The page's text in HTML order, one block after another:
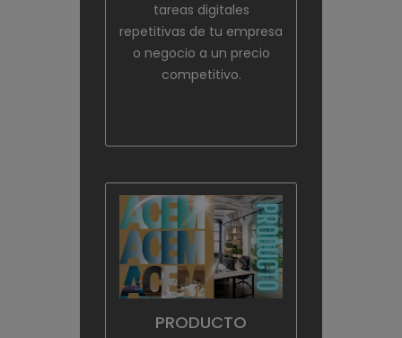
tareas digitales
repetitivas de tu empresa
o negocio a un precio
competitivo.
PRODUCTO